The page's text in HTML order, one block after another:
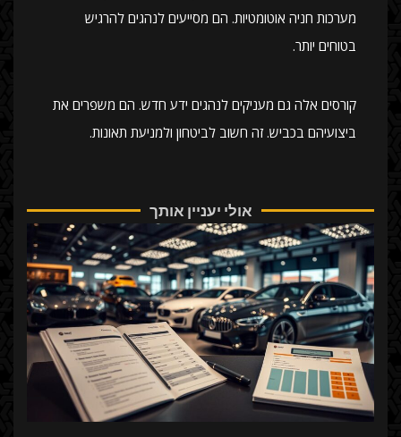
מערכות חניה אוטומטיות. הם מסייעים לנהגים להרגיש
בטוחים יותר.
קורסים אלה גם מעניקים לנהגים ידע חדש. הם משפרים את
ביצועיהם בכביש. זה חשוב לביטחון ולמניעת תאונות.
אולי יעניין אותך